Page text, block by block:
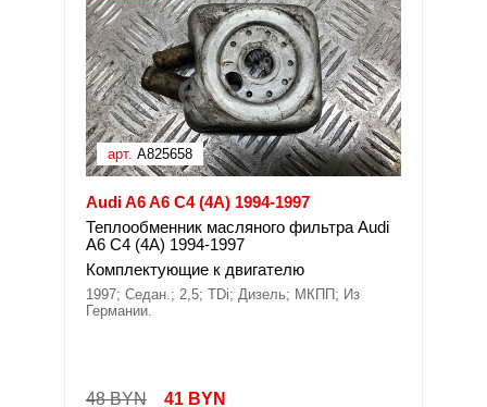
арт. A825658
Audi A6 A6 C4 (4A) 1994-1997
Теплообменник масляного фильтра Audi
A6 C4 (4A) 1994-1997
Комплектующие к двигателю
1997; Седан.; 2,5; TDi; Дизель; МКПП; Из
Германии.
48 BYN 41 BYN